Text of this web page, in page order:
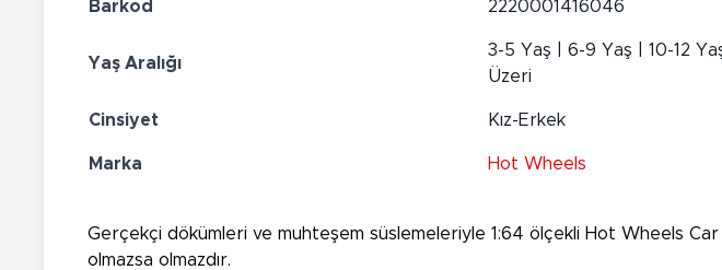
Barkod 2220001416046
Yaş Aralığı
3-5 Yaş | 6-9 Yaş | 10-12
Üzeri
Cinsiyet Kız-Erkek
Marka Hot Wheels
Gerçekçi dökümleri ve muhteşem süslemeleriyle 1:64 ölçekli Hot Wheels
olmazsa olmazdır.